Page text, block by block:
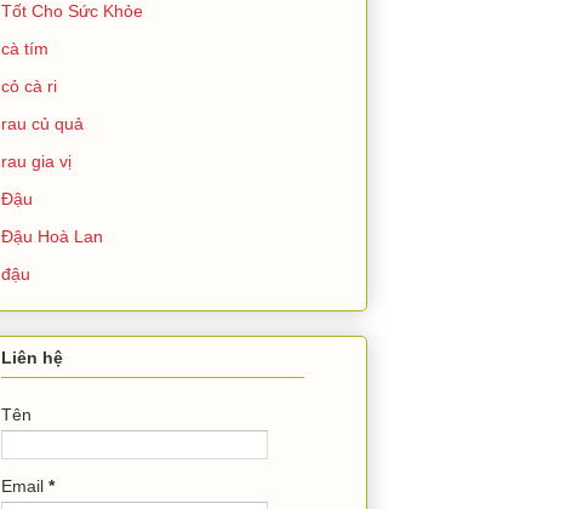
Tốt Cho Sức Khỏe
cà tím
cỏ cà ri
rau củ quả
rau gia vị
Đậu
Đậu Hoà Lan
đậu
Liên hệ
Tên
Email *